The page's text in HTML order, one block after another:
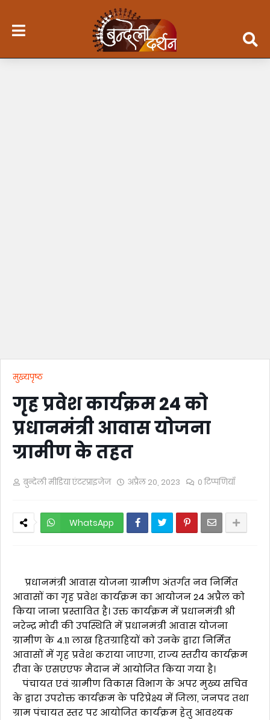
मुख्यपृष्ठ
गृह प्रवेश कार्यक्रम 24 को
प्रधानमंत्री आवास योजना
ग्रामीण के तहत
बुन्देली मीडिया एंटरप्राइजेज अप्रैल 20, 2023 0 टिप्पणियाँ
WhatsApp
प्रधानमंत्री आवास योजना ग्रामीण अंतर्गत नव निर्मित
आवासों का गृह प्रवेश कार्यक्रम का आयोजन 24 अप्रैल को
किया जाना प्रस्तावित है। उक्त कार्यक्रम में प्रधानमंत्री श्री
नरेन्द्र मोदी की उपस्थिति में प्रधानमंत्री आवास योजना
ग्रामीण के 4.11 लाख हितग्राहियों को उनके द्वारा निर्मित
आवासों में गृह प्रवेश कराया जाएगा, राज्य स्तरीय कार्यक्रम
रीवा के एसएएफ मैदान में आयोजित किया गया है।
पंचायत एवं ग्रामीण विकास विभाग के अपर मुख्य सचिव
के द्वारा उपरोक्त कार्यक्रम के परिप्रेक्ष्य में जिला, जनपद तथा
ग्राम पंचायत स्तर पर आयोजित कार्यक्रम हेतु आवश्यक